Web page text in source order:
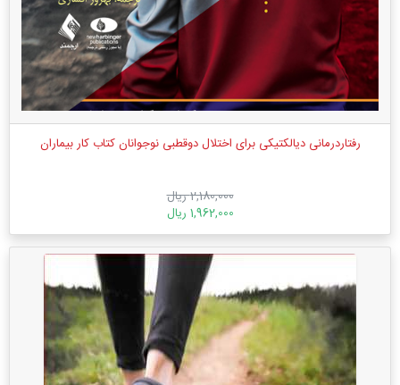
رفتاردرمانی دیالکتیکی برای اختلال دوقطبی نوجوانان کتاب کار بیماران
2,180,000 ریال
1,962,000 ریال